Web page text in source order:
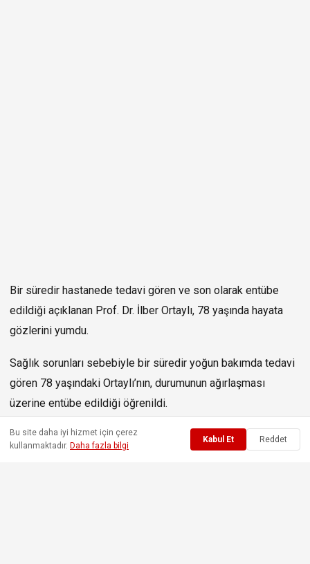
Bir süredir hastanede tedavi gören ve son olarak entübe
edildiği açıklanan Prof. Dr. İlber Ortaylı, 78 yaşında hayata
gözlerini yumdu.
Sağlık sorunları sebebiyle bir süredir yoğun bakımda tedavi
gören 78 yaşındaki Ortaylı’nın, durumunun ağırlaşması
üzerine entübe edildiği öğrenildi.
İLBER ORTAYLI HAKKINDA
Bu site daha iyi hizmet için çerez
kullanmaktadır. Daha fazla bilgi
Kabul Et Reddet